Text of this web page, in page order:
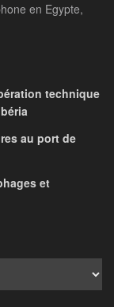
en Egypte,
technique
au port de
et